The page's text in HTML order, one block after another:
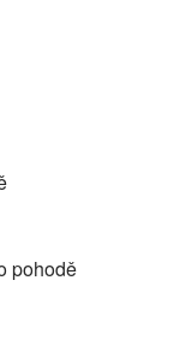
pohodě